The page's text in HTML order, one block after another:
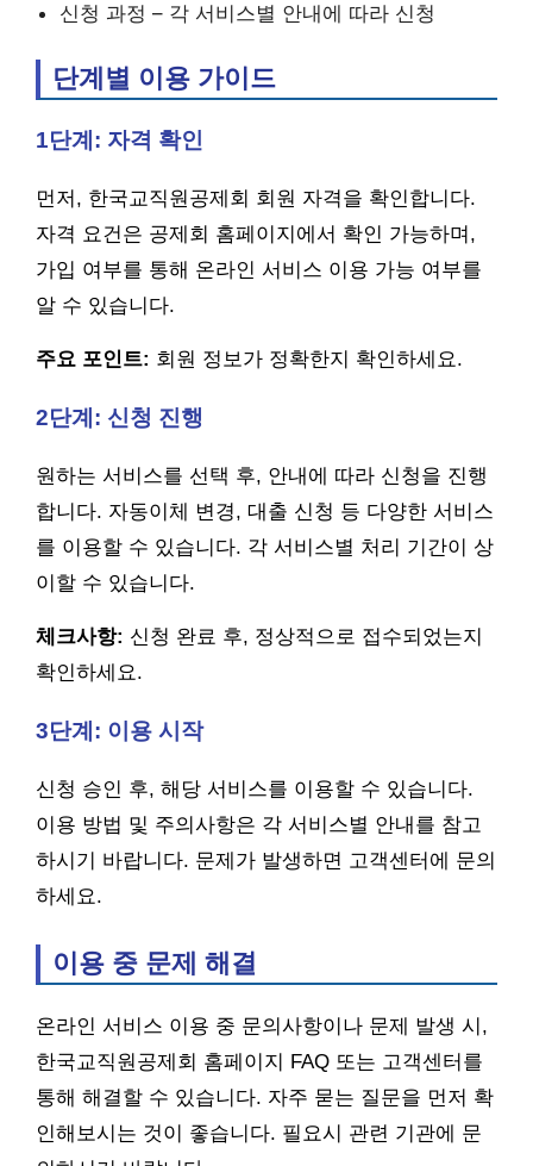
신청 과정 – 각 서비스별 안내에 따라 신청
단계별 이용 가이드
1단계: 자격 확인
먼저, 한국교직원공제회 회원 자격을 확인합니다.
자격 요건은 공제회 홈페이지에서 확인 가능하며,
가입 여부를 통해 온라인 서비스 이용 가능 여부를
알 수 있습니다.
주요 포인트: 회원 정보가 정확한지 확인하세요.
2단계: 신청 진행
원하는 서비스를 선택 후, 안내에 따라 신청을 진행
합니다. 자동이체 변경, 대출 신청 등 다양한 서비스
를 이용할 수 있습니다. 각 서비스별 처리 기간이 상
이할 수 있습니다.
체크사항: 신청 완료 후, 정상적으로 접수되었는지
확인하세요.
3단계: 이용 시작
신청 승인 후, 해당 서비스를 이용할 수 있습니다.
이용 방법 및 주의사항은 각 서비스별 안내를 참고
하시기 바랍니다. 문제가 발생하면 고객센터에 문의
하세요.
이용 중 문제 해결
온라인 서비스 이용 중 문의사항이나 문제 발생 시,
한국교직원공제회 홈페이지 FAQ 또는 고객센터를
통해 해결할 수 있습니다. 자주 묻는 질문을 먼저 확
인해보시는 것이 좋습니다. 필요시 관련 기관에 문